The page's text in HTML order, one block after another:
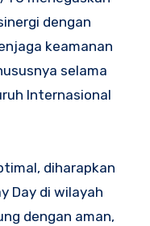
dengan
keamanan
selama
Internasional
diharapkan
Day di wilayah
dengan aman,